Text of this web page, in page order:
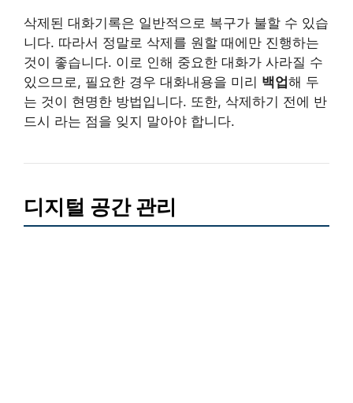
삭제된 대화기록은 일반적으로 복구가 불할 수 있습
니다. 따라서 정말로 삭제를 원할 때에만 진행하는
것이 좋습니다. 이로 인해 중요한 대화가 사라질 수
있으므로, 필요한 경우 대화내용을 미리 백업해 두
는 것이 현명한 방법입니다. 또한, 삭제하기 전에 반
드시 라는 점을 잊지 말아야 합니다.
디지털 공간 관리